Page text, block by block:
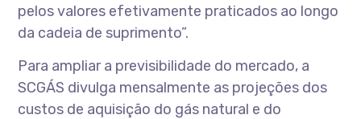
pelos valores efetivamente praticados ao longo
da cadeia de suprimento”.
Para ampliar a previsibilidade do mercado, a
SCGÁS divulga mensalmente as projeções dos
custos de aquisição do gás natural e do